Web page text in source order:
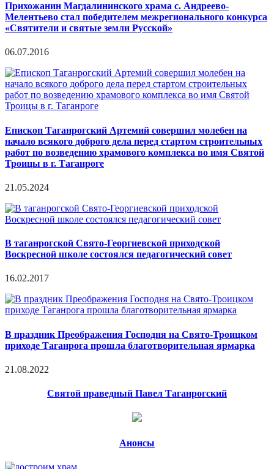
Прихожанин Магдалининского храма с. Андреево-
Мелентьево стал победителем межрегионального конкурса
«Святители и святые земли Русской»
06.07.2016
Епископ Таганрогский Артемий совершил молебен на
начало всякого доброго дела перед стартом строительных
работ по возведению храмового комплекса во имя Святой
Троицы в г. Таганроге
21.05.2024
В таганрогской Свято-Георгиевской приходской
Воскресной школе состоялся педагогический совет
16.02.2017
В праздник Преображения Господня на Свято-Троицком
приходе Таганрога прошла благотворительная ярмарка
21.08.2022
Святой праведный Павел Таганрогский
Анонсы